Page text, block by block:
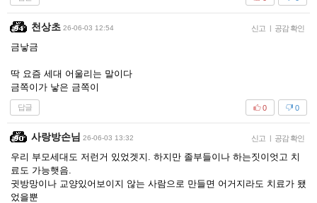
천상초 26-06-03 12:54 신고 | 공감 확인
금낳금
딱 요즘 세대 어울리는 말이다
금쪽이가 낳은 금쪽이
답글 0
0
사랑방손님 26-06-03 13:32 신고 | 공감 확인
우리 부모세대도 저런거 있었겟지. 하지만 졸부들이나 하는짓이엇고 치
료도 가능햇음.
귓방망이나 교양있어보이지 않는 사람으로 만들면 어거지라도 치료가 됐
었을뿐